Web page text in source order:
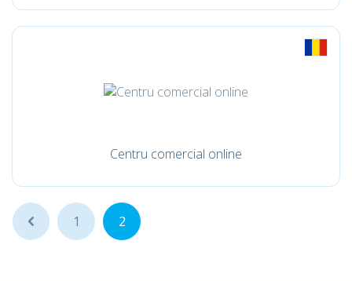
Centru comercial online
... 1 2